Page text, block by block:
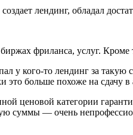
лендинг, обладал
фриланса, услуг. Кроме
у кого-то лендинг за
больше похоже на сдачу
ценовой категории
суммы — очень